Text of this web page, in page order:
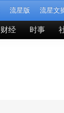
流星版 流星文
财经 时事